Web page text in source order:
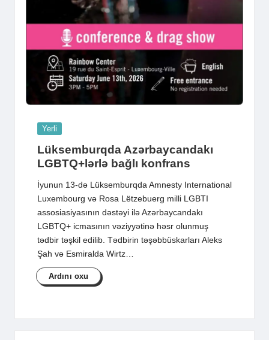
Posted
Yerli
Lüksemburqda Azərbaycandakı
LGBTQ+lərlə bağlı konfrans
İyunun 13-də Lüksemburqda Amnesty International
Luxembourg və Rosa Lëtzebuerg milli LGBTI
assosiasiyasının dəstəyi ilə Azərbaycandakı
LGBTQ+ icmasının vəziyyətinə həsr olunmuş
tədbir təşkil edilib. Tədbirin təşəbbüskarları Aleks
Şah və Esmiralda Wirtz…
Ardını oxu